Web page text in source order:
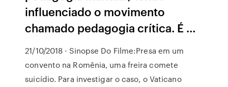
influenciado o movimento
chamado pedagogia crítica. É …
21/10/2018 · Sinopse Do Filme:Presa em um
convento na Romênia, uma freira comete
suicídio. Para investigar o caso, o Vaticano